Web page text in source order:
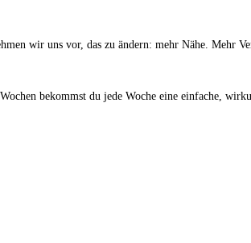
wir uns vor, das zu ändern: mehr Nähe. Mehr
bekommst du jede Woche eine einfache,